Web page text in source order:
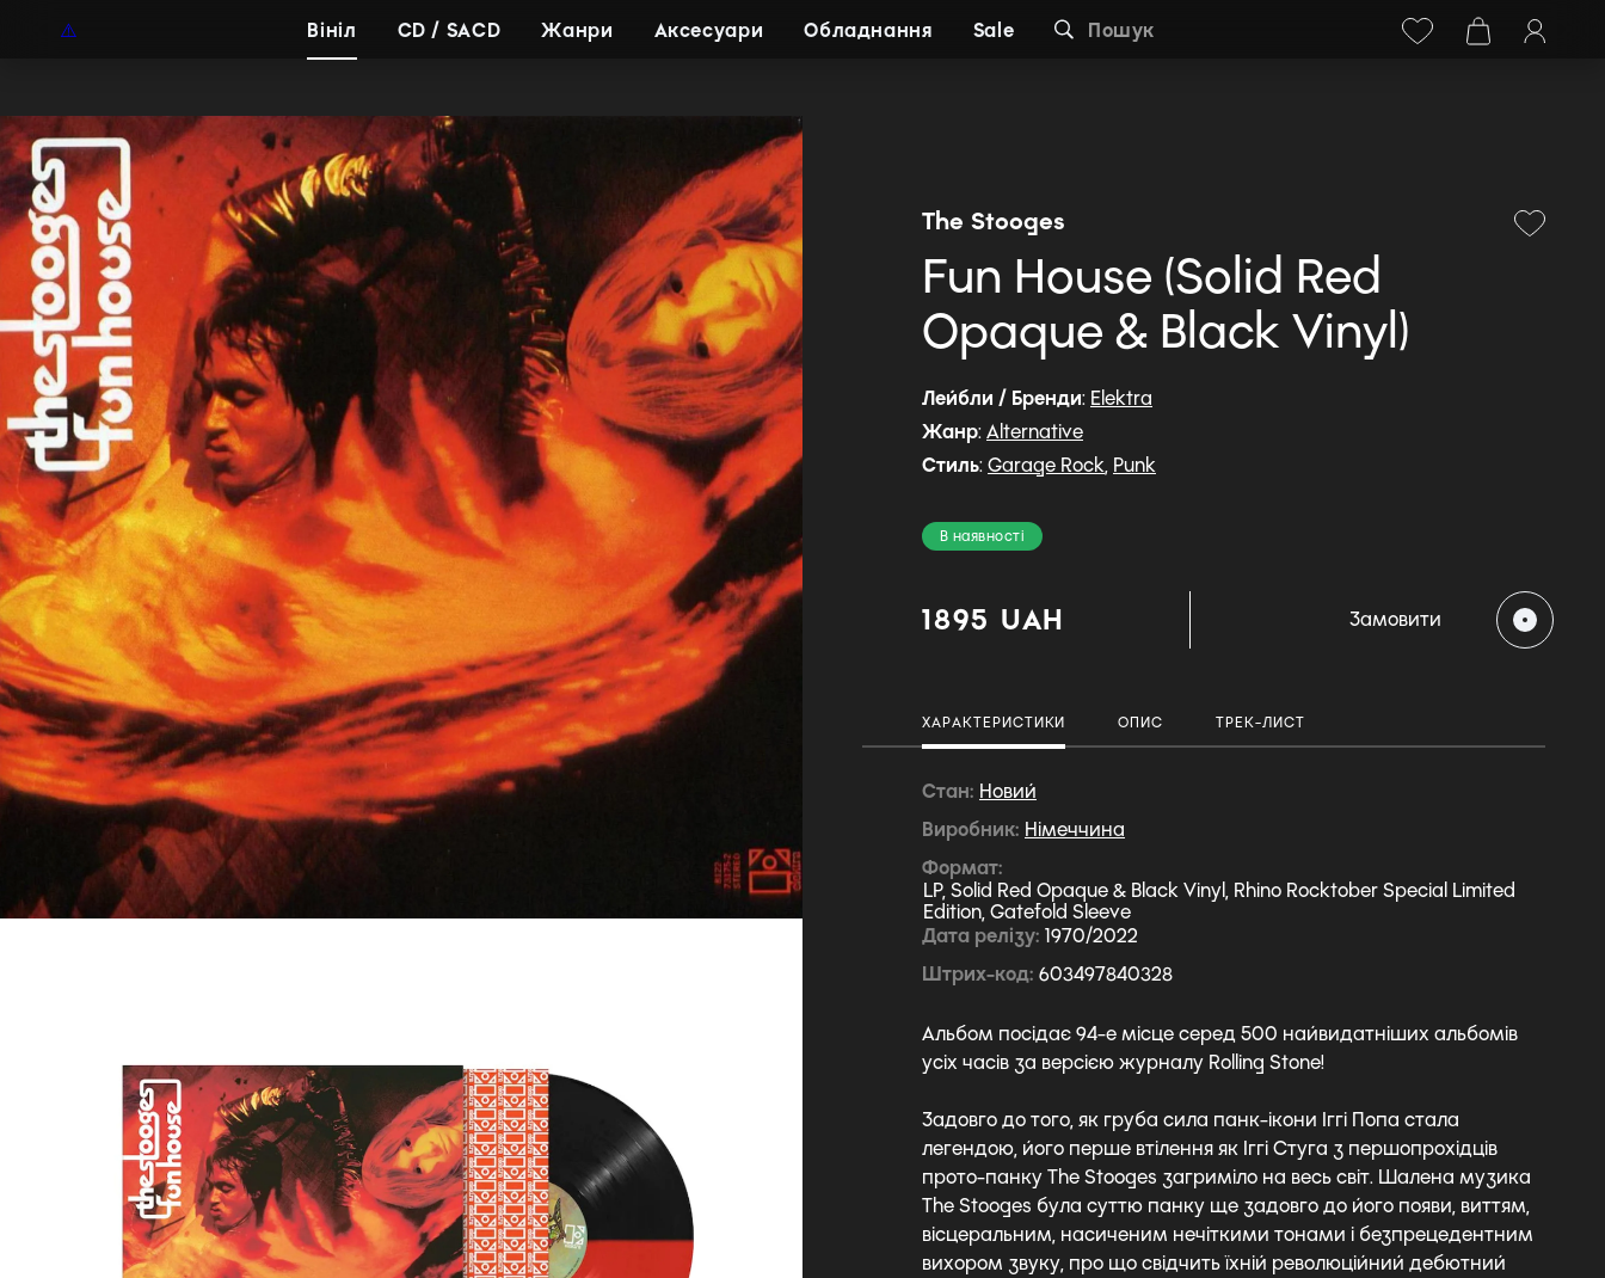
+38 (068) 778-40-38
Вініл CD / SACD Жанри Аксесуари Обладнання Sale Пошук
The Stooges
Fun House (Solid Red
Opaque & Black Vinyl)
Лейбли / Бренди: Elektra
Жанр: Alternative
Стиль: Garage Rock, Punk
В наявності
1895 UAH Замовити
ХАРАКТЕРИСТИКИ ОПИС ТРЕК-ЛИСТ
Стан Новий
Виробник Німеччина
Формат
LP, Solid Red Opaque & Black Vinyl, Rhino Rocktober Special Limited
Edition, Gatefold Sleeve
Дата релізу 1970/2022
Штрих-код 603497840328
Альбом посідає 94-е місце серед 500 найвидатніших альбомів
усіх часів за версією журналу Rolling Stone!
Задовго до того, як груба сила панк-ікони Іггі Попа стала
легендою, його перше втілення як Іггі Стуга з першопрохідців
прото-панку The Stooges загриміло на весь світ. Шалена музика
The Stooges була суттю панку ще задовго до його появи, виттям,
вісцеральним, насиченим нечіткими тонами і безпрецедентним
вихором звуку, про що свідчить їхній революційний дебютний